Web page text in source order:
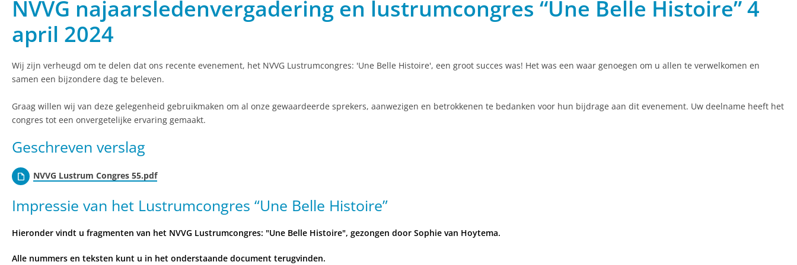
NVVG najaarsledenvergadering en lustrumcongres “Une Belle Histoire” 4
april 2024
Wij zijn verheugd om te delen dat ons recente evenement, het NVVG Lustrumcongres: 'Une Belle Histoire', een groot succes was! Het was een waar genoegen om u allen te verwelkomen en
samen een bijzondere dag te beleven.
Graag willen wij van deze gelegenheid gebruikmaken om al onze gewaardeerde sprekers, aanwezigen en betrokkenen te bedanken voor hun bijdrage aan dit evenement. Uw deelname heeft het
congres tot een onvergetelijke ervaring gemaakt.
Geschreven verslag
NVVG Lustrum Congres 55.pdf
Impressie van het Lustrumcongres “Une Belle Histoire”
Hieronder vindt u fragmenten van het NVVG Lustrumcongres: "Une Belle Histoire", gezongen door Sophie van Hoytema.
Alle nummers en teksten kunt u in het onderstaande document terugvinden.